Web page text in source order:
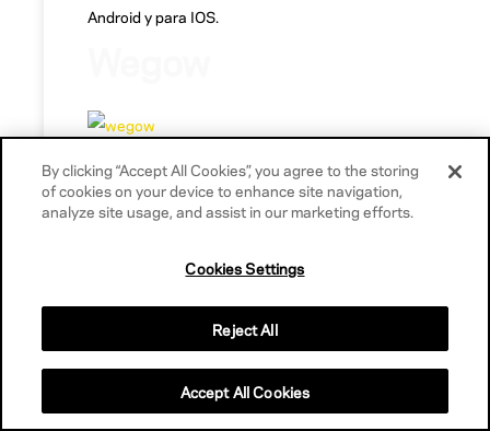
Android y para IOS.
Se trata de una aplicación española que
funciona comored social en la puedes
últimas noticias, buscar entradas de
todos los festivales a los que quieras
importa tus preferencias de
cuándo y dónde van a actuar.
By clicking “Accept All Cookies”, you agree to the storing
of cookies on your device to enhance site navigation,
analyze site usage, and assist in our marketing efforts.
Cookies Settings
Reject All
Accept All Cookies